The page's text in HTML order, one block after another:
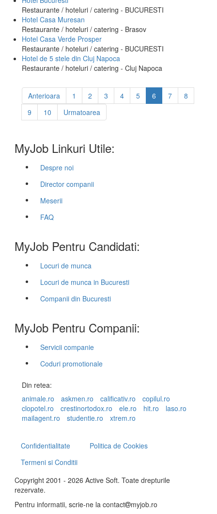
Restaurante / hoteluri / catering - BUCURESTI
Hotel Casa Muresan
Restaurante / hoteluri / catering - Brasov
Hotel Casa Verde Prosper
Restaurante / hoteluri / catering - BUCURESTI
Hotel de 5 stele din Cluj Napoca
Restaurante / hoteluri / catering - Cluj Napoca
Anterioara 1 2 3 4 5 6 7
8
9
10 Urmatoarea
MyJob Linkuri Utile:
Despre noi
Director companii
Meserii
FAQ
MyJob Pentru Candidati:
Locuri de munca
Locuri de munca in Bucuresti
Companii din Bucuresti
MyJob Pentru Companii:
Servicii companie
Coduri promotionale
Din retea:
animale.ro
askmen.ro calificativ.ro
copilul.ro
clopotel.ro
crestinortodox.ro ele.ro hit.ro
laso.ro
mailagent.ro
studentie.ro xtrem.ro
Confidentialitate
Politica de Cookies
Termeni si Conditii
Copyright 2001 - 2026 Active Soft. Toate drepturile
rezervate.
Pentru informatii, scrie-ne la contact myjob.ro